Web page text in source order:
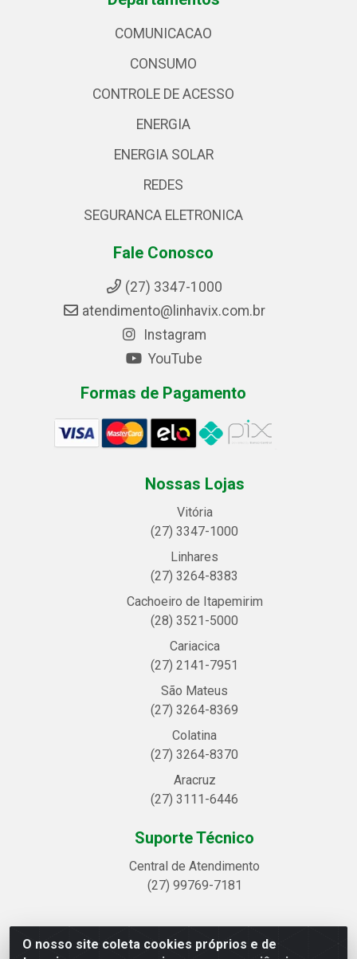
O nosso site coleta cookies próprios e de
COMUNICACAO
CONSUMO
CONTROLE DE ACESSO
ENERGIA
ENERGIA SOLAR
REDES
SEGURANCA ELETRONICA
Fale Conosco
(27) 3347-1000
atendimento@linhavix.com.br
Instagram
YouTube
Formas de Pagamento
Nossas Lojas
Vitória
(27) 3347-1000
Linhares
(27) 3264-8383
Cachoeiro de Itapemirim
(28) 3521-5000
Cariacica
(27) 2141-7951
São Mateus
(27) 3264-8369
Colatina
(27) 3264-8370
Aracruz
(27) 3111-6446
Suporte Técnico
Central de Atendimento
(27) 99769-7181
Linhavix Distribuidora LTDA - Avenida Alegre, 2521 -